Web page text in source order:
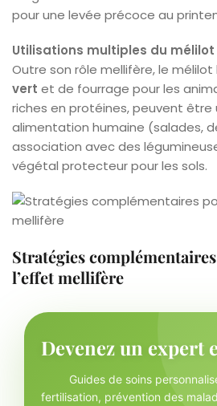
pour une levée précoce au
Utilisations multiples du
Outre son rôle mellifère, le mélilot
vert et de fourrage pour les
riches en protéines, peuvent être
alimentation humaine (salades,
association avec des
végétal protecteur pour les sols.
Stratégies
l’effet mellifère
Devenez un expert
Guides de soins
fertilisation, prévention des